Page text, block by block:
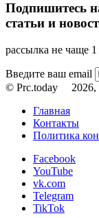
Подпишитесь
статьи и
рассылка не чаще 1
Введите ваш email
© Prc.today
2026,
Главная
Контакты
Политика
Facebook
YouTube
vk.com
Telegram
TikTok